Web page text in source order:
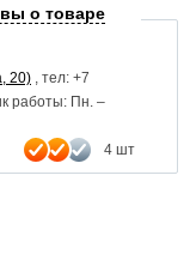
о товаре
20) , тел: +7
работы: Пн. –
4 шт